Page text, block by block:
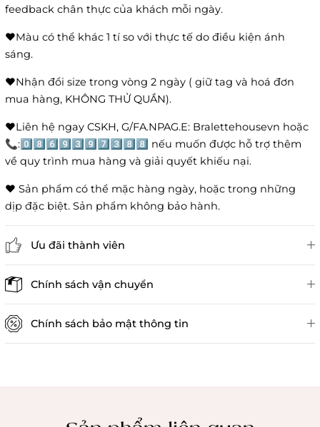
feedback chân thực của khách mỗi ngày.
❤️Màu có thể khác 1 tí so với thực tế do điều kiện ánh
sáng.
❤️Nhận đổi size trong vòng 2 ngày ( giữ tag và hoá đơn
mua hàng, KHÔNG THỬ QUẦN).
❤️Liên hệ ngay CSKH, G/FA.NPAG.E: Bralettehousevn hoặc
📞:0️⃣8️⃣6️⃣9️⃣3️⃣9️⃣7️⃣3️⃣8️⃣8️⃣ nếu muốn được hỗ trợ thêm
về quy trình mua hàng và giải quyết khiếu nại.
❤️ Sản phẩm có thể mặc hàng ngày, hoặc trong những
dịp đặc biệt. Sản phẩm không bảo hành.
Ưu đãi thành viên
Chính sách vận chuyển
Chính sách bảo mật thông tin